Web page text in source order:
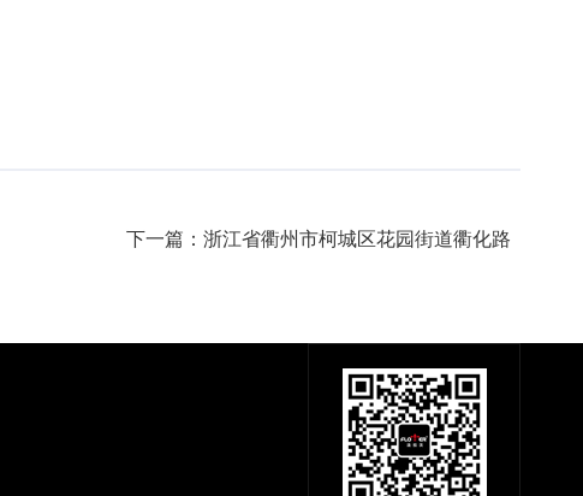
下一篇：浙江省衢州市柯城区花园街道衢化路